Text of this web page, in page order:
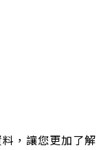
，讓您更加了解